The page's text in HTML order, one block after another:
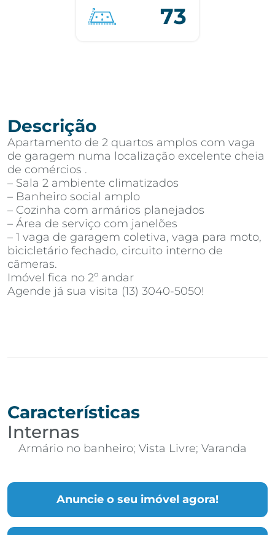
73
Descrição
Apartamento de 2 quartos amplos com vaga
de garagem numa localização excelente cheia
de comércios .
– Sala 2 ambiente climatizados
– Banheiro social amplo
– Cozinha com armários planejados
– Área de serviço com janelões
– 1 vaga de garagem coletiva, vaga para moto,
bicicletário fechado, circuito interno de
câmeras.
Imóvel fica no 2º andar
Agende já sua visita (13) 3040-5050!
Anuncie o seu imóvel agora!
Características
Internas
Armário no banheiro; Vista Livre; Varanda